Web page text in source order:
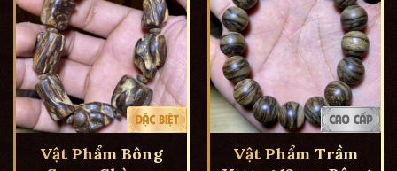
Vật Phẩm Bông
Vật Phẩm Trầm